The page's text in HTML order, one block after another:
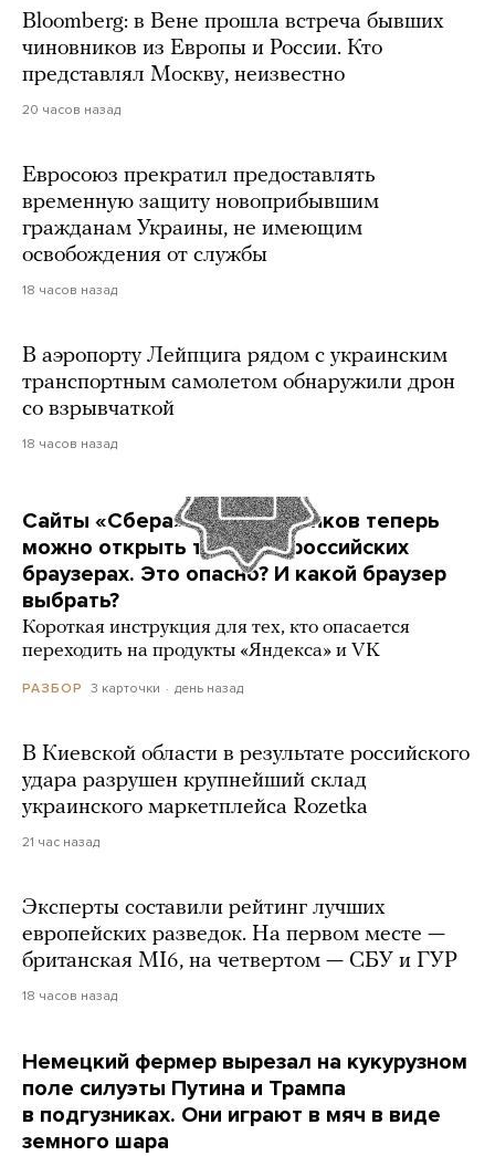
Bloomberg: в Вене прошла встреча бывших
чиновников из Европы и России. Кто
представлял Москву, неизвестно
20 часов назад
Евросоюз прекратил предоставлять
временную защиту новоприбывшим
гражданам Украины, не имеющим
освобождения от службы
18 часов назад
В аэропорту Лейпцига рядом с украинским
транспортным самолетом обнаружили дрон
со взрывчаткой
18 часов назад
Сайты «Сбера» и других банков теперь
можно открыть только в российских
браузерах. Это опасно? И какой браузер
выбрать?
Короткая инструкция для тех, кто опасается
переходить на продукты «Яндекса» и VK
РАЗБОР 3 карточки день назад
В Киевской области в результате российского
удара разрушен крупнейший склад
украинского маркетплейса Rozetka
21 час назад
Эксперты составили рейтинг лучших
европейских разведок. На первом месте —
британская MI6, на четвертом — СБУ и ГУР
18 часов назад
Немецкий фермер вырезал на кукурузном
поле силуэты Путина и Трампа
в подгузниках. Они играют в мяч в виде
земного шара